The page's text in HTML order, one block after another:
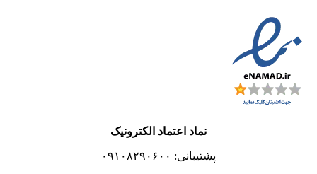
نماد اعتماد الکترونیک
پشتیبانی: ۰۹۱۰۸۲۹۰۶۰۰